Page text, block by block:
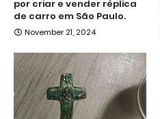
por criar e vender réplica
de carro em São Paulo.
November 21, 2024